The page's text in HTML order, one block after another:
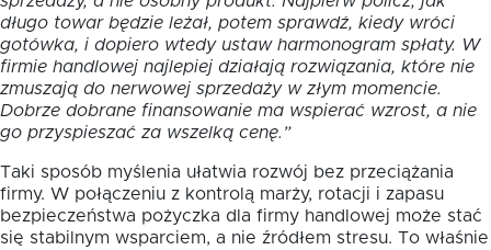
długo towar będzie leżał, potem sprawdź, kiedy wróci
gotówka, i dopiero wtedy ustaw harmonogram spłaty. W
firmie handlowej najlepiej działają rozwiązania, które nie
zmuszają do nerwowej sprzedaży w złym momencie.
Dobrze dobrane finansowanie ma wspierać wzrost, a nie
go przyspieszać za wszelką cenę.”
Taki sposób myślenia ułatwia rozwój bez przeciążania
firmy. W połączeniu z kontrolą marży, rotacji i zapasu
bezpieczeństwa pożyczka dla firmy handlowej może stać
się stabilnym wsparciem, a nie źródłem stresu. To właśnie